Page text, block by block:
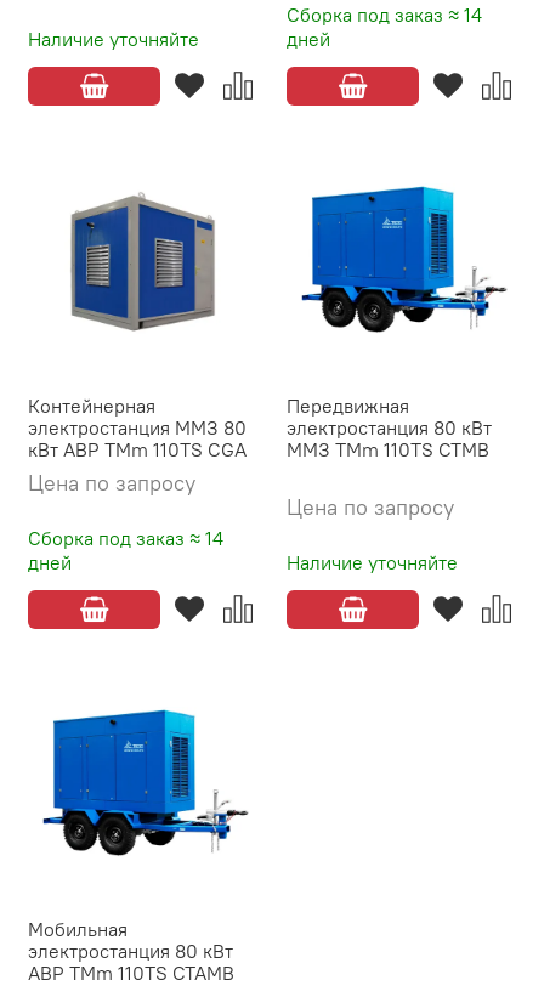
Наличие уточняйте
Сборка под заказ ≈ 14
дней
Контейнерная
электростанция ММЗ 80
кВт АВР TMm 110TS CGA
Сборка под заказ ≈ 14
дней
Цена по запросу
Передвижная
электростанция 80 кВт
ММЗ TMm 110TS CTMB
Наличие уточняйте
Цена по запросу
Мобильная
электростанция 80 кВт
АВР TMm 110TS CTAMB